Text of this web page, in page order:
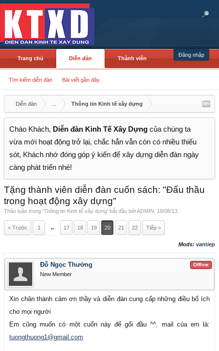
Đăng nhập
Trang chủ Diễn đàn
Tìm kiếm diễn đàn Bài viết gần đây
Thành viên
Diễn đàn Thông tin Kinh tế xây dựng
Chào Khách, Diễn đàn Kinh Tế Xây Dựng của chúng ta
vừa mới hoạt động trở lại, chắc hẳn vẫn còn có nhiều thiếu
sót, Khách nhớ đóng góp ý kiến để xây dựng diễn đàn ngày
càng phát triển nhé!
Tặng thành viên diễn đàn cuốn sách: "Đấu thầu
trong hoạt động xây dựng"
Thảo luận trong 'Thông tin Kinh tế xây dựng' bắt đầu bởiADMIN 18/08/13
< Trước 1 ← 17 18 19 20 21 22 Tiếp >
Mods: vantiep
Offline
Đỗ Ngọc Thưởng
New Member
Xin chân thành cảm ơn thầy và diễn đàn cung cấp những điều bổ ích
cho mọi người
Em cũng muốn có một cuốn này để gối đầu ^^. mail của em là:
tuongthuong1@gmail.com